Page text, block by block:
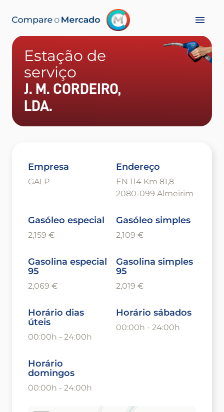
Estação de
serviço
J. M. CORDEIRO,
LDA.
Empresa
GALP
Endereço
EN 114 Km 81,8
2080-099 Almeirim
Gasóleo especial
2,159 €
Gasóleo simples
2,109 €
Gasolina especial
95
2,069 €
Gasolina simples
95
2,019 €
Horário dias
úteis
00:00h - 24:00h
Horário sábados
00:00h - 24:00h
Horário
domingos
00:00h - 24:00h